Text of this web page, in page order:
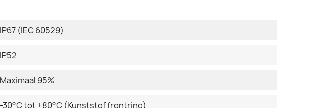
IP67 (IEC 60529)
IP52
Maximaal 95%
-30°C tot +80°C (Kunststof frontring)